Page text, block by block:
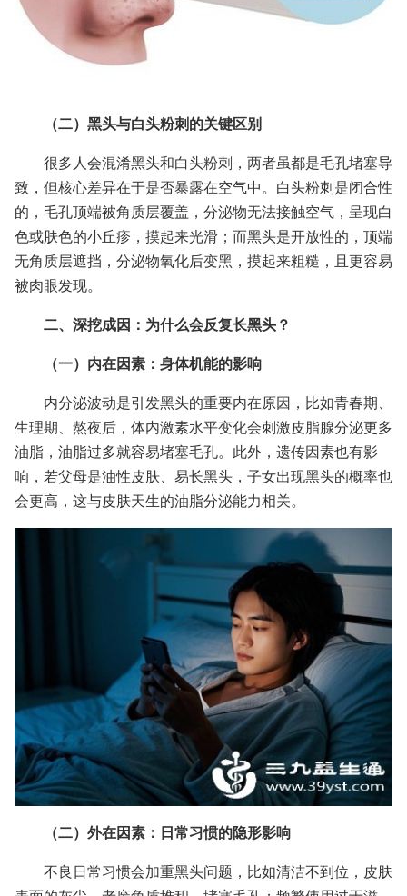
（二）黑头与白头粉刺的关键区别
很多人会混淆黑头和白头粉刺，两者虽都是毛孔堵塞导
致，但核心差异在于是否暴露在空气中。白头粉刺是闭合性
的，毛孔顶端被角质层覆盖，分泌物无法接触空气，呈现白
色或肤色的小丘疹，摸起来光滑；而黑头是开放性的，顶端
无角质层遮挡，分泌物氧化后变黑，摸起来粗糙，且更容易
被肉眼发现。
二、深挖成因：为什么会反复长黑头？
（一）内在因素：身体机能的影响
内分泌波动是引发黑头的重要内在原因，比如青春期、
生理期、熬夜后，体内激素水平变化会刺激皮脂腺分泌更多
油脂，油脂过多就容易堵塞毛孔。此外，遗传因素也有影
响，若父母是油性皮肤、易长黑头，子女出现黑头的概率也
会更高，这与皮肤天生的油脂分泌能力相关。
（二）外在因素：日常习惯的隐形影响
不良日常习惯会加重黑头问题，比如清洁不到位，皮肤